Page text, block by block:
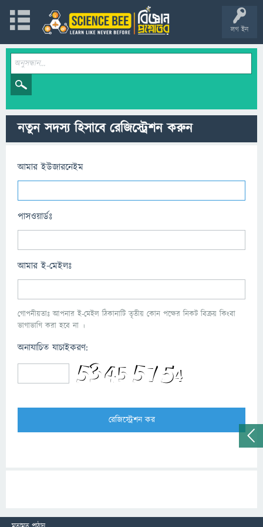
লগ ইন
নতুন সদস্য হিসাবে রেজিস্ট্রেশন করুন
আমার ইউজারনেইম
পাসওয়ার্ডঃ
আমার ই-মেইলঃ
গোপনীয়তাঃ আপনার ই-মেইল ঠিকানাটি তৃতীয় কোন পক্ষের নিকট বিক্রয় কিংবা
ভাগাভাগি করা হবে না ।
অনাযাচিত যাচাইকরণ: